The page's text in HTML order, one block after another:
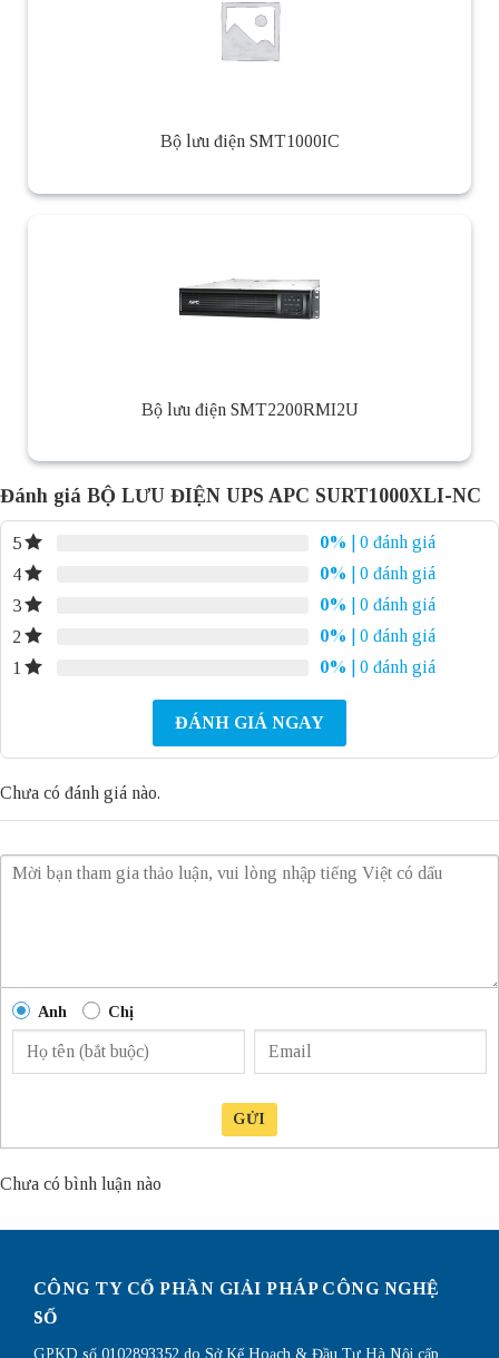
Bộ lưu điện SMT1000IC
Bộ lưu điện SMT2200RMI2U
Đánh giá BỘ LƯU ĐIỆN UPS APC SURT1000XLI-NC
5 0%
| 0 đánh giá
4
0%
| 0 đánh giá
3
0%
| 0 đánh giá
2
0%
| 0 đánh giá
1
0% | 0 đánh giá
ĐÁNH GIÁ NGAY
Chưa có đánh giá nào.
Anh Chị
GỬI
Chưa có bình luận nào
CÔNG TY CỔ PHẦN GIẢI PHÁP CÔNG NGHỆ
SỐ
GPKD số 0102893352 do Sở Kế Hoạch & Đầu Tư Hà Nội cấp